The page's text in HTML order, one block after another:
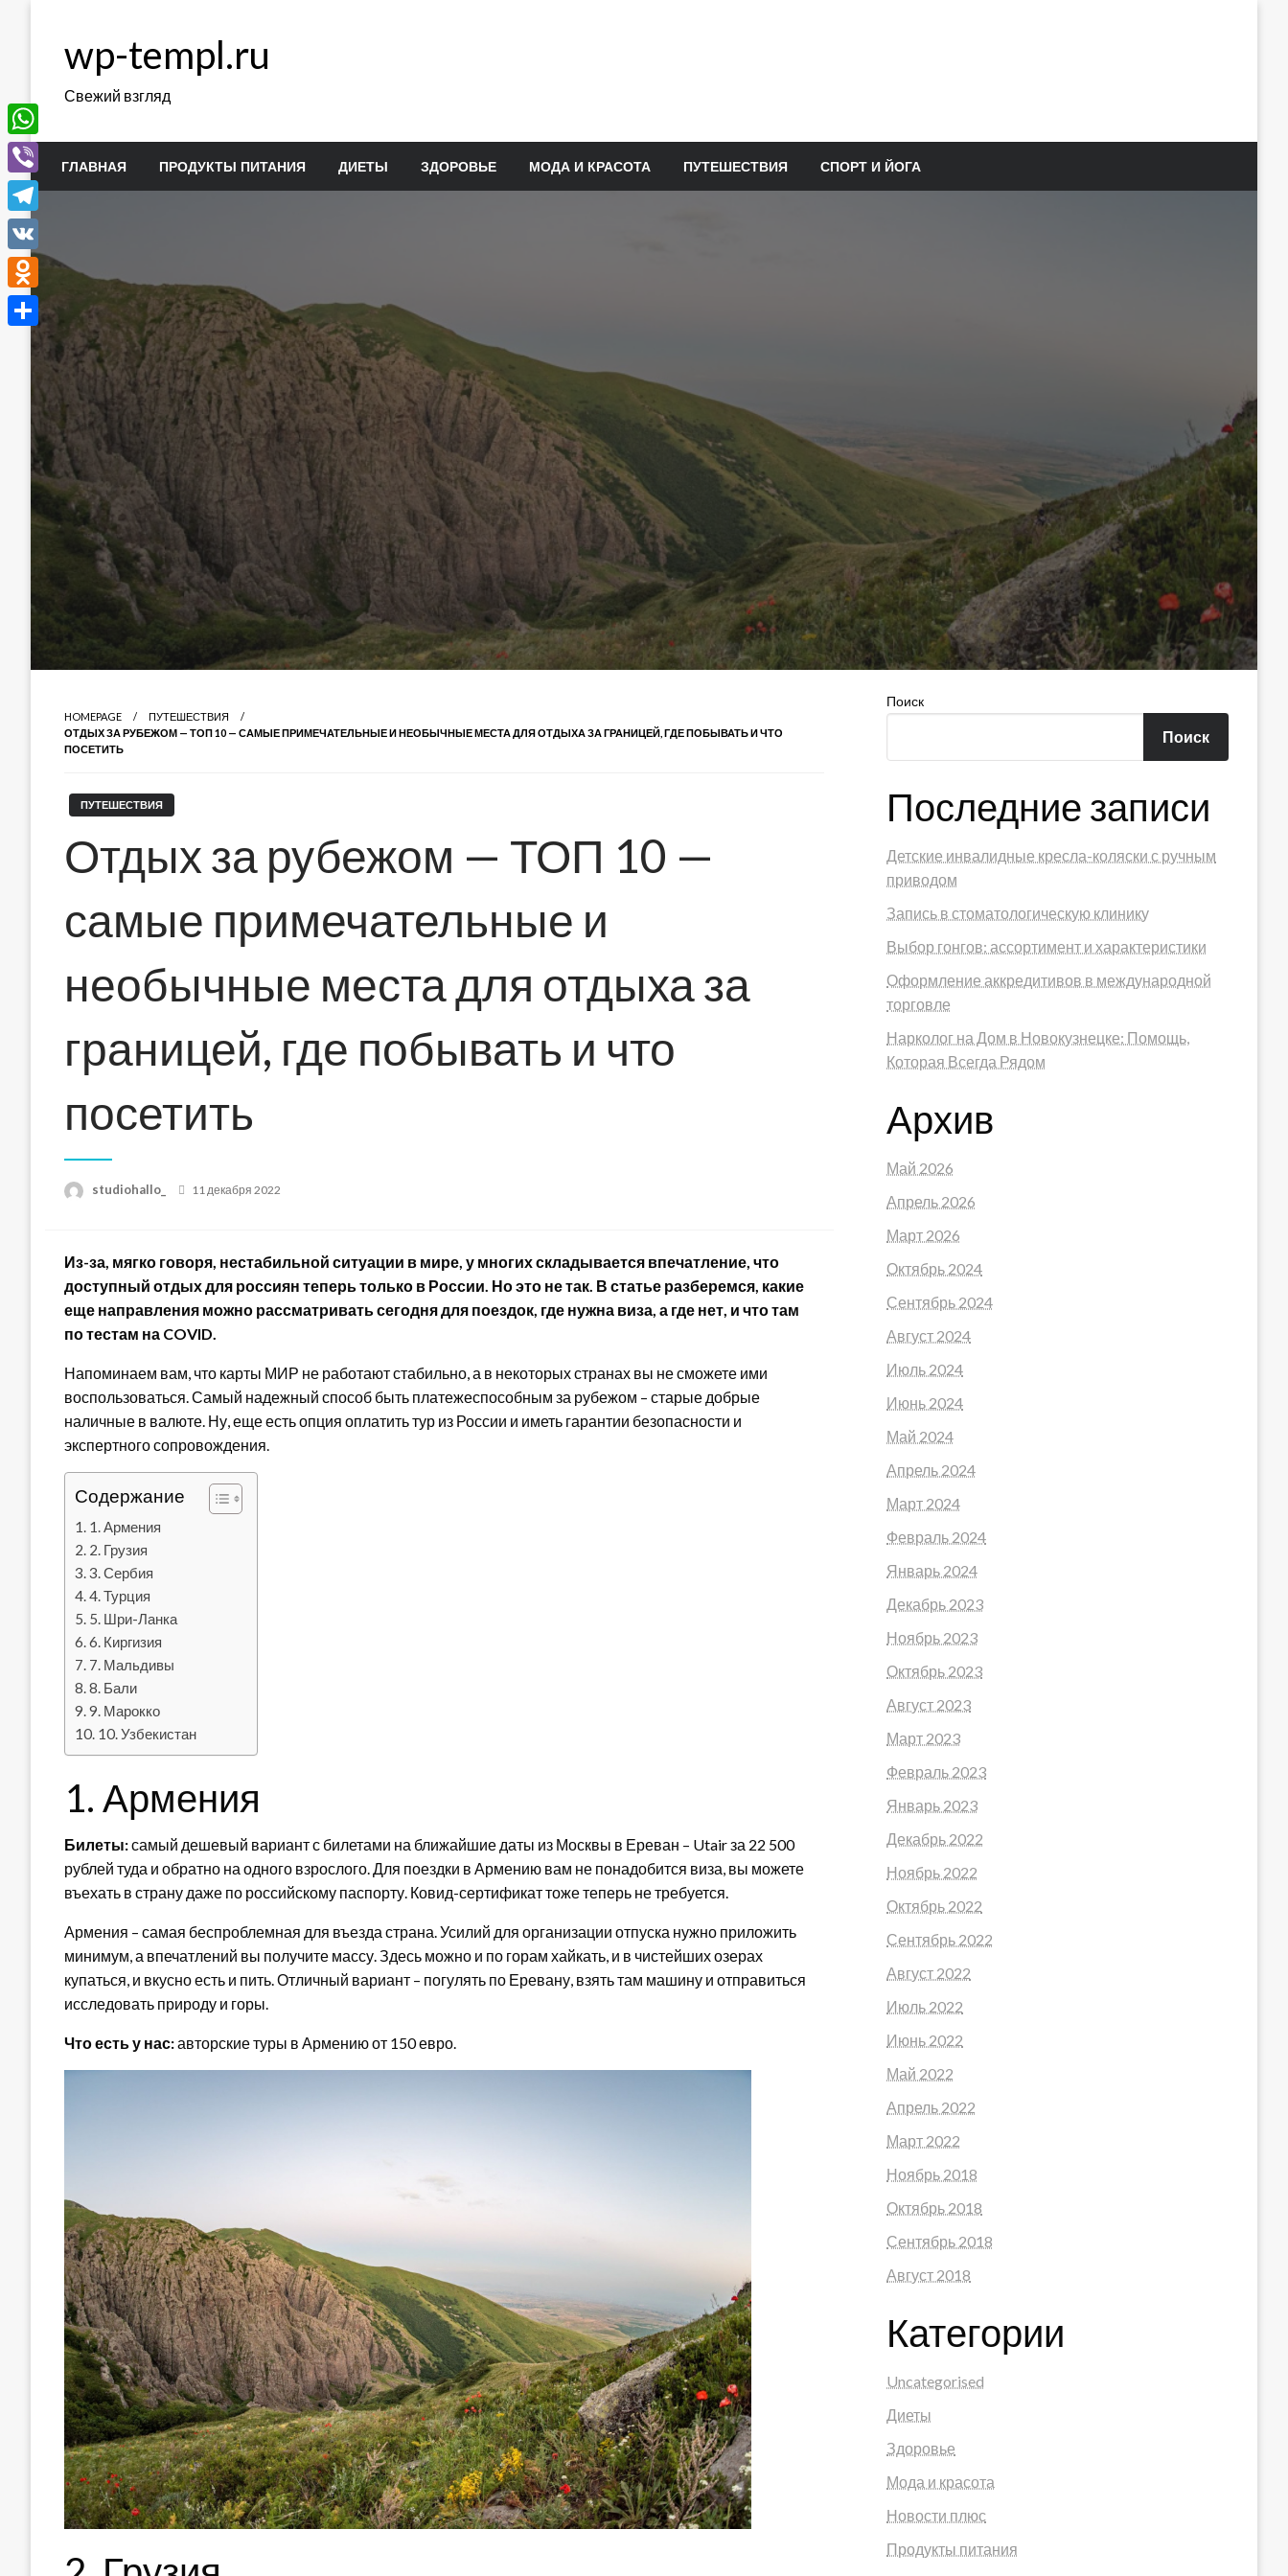
содержимомуwp-templ.ru
Свежий взгляд
ГЛАВНАЯ ПРОДУКТЫ ПИТАНИЯ ДИЕТЫ ЗДОРОВЬЕ МОДА И КРАСОТА ПУТЕШЕСТВИЯ СПОРТ И ЙОГА
HOMEPAGE
ПУТЕШЕСТВИЯ
ОТДЫХ ЗА РУБЕЖОМ — ТОП 10 — САМЫЕ ПРИМЕЧАТЕЛЬНЫЕ И НЕОБЫЧНЫЕ МЕСТА ДЛЯ ОТДЫХА ЗА ГРАНИЦЕЙ, ГДЕ ПОБЫВАТЬ И ЧТО
ПОСЕТИТЬ
ПУТЕШЕСТВИЯ
Отдых за рубежом — ТОП 10 —
самые примечательные и
необычные места для отдыха за
границей, где побывать и что
посетить
studiohallo_
Posted
11 декабря 2022
Из-за, мягко говоря, нестабильной ситуации в мире, у многих складывается впечатление, что
доступный отдых для россиян теперь только в России. Но это не так. В статье разберемся, какие
еще направления можно рассматривать сегодня для поездок, где нужна виза, а где нет, и что там
по тестам на COVID.
Напоминаем вам, что карты МИР не работают стабильно, а в некоторых странах вы не сможете ими
воспользоваться. Самый надежный способ быть платежеспособным за рубежом – старые добрые
наличные в валюте. Ну, еще есть опция оплатить тур из России и иметь гарантии безопасности и
экспертного сопровождения.
Содержание
1. Армения
2. Грузия
3. Сербия
4. Турция
5. Шри-Ланка
6. Киргизия
7. Мальдивы
8. Бали
9. Марокко
10. Узбекистан
1. Армения
Билеты:самый дешевый вариант с билетами на ближайшие даты из Москвы в Ереван – Utair за 22 500
рублей туда и обратно на одного взрослого. Для поездки в Армению вам не понадобится виза, вы можете
въехать в страну даже по российскому паспорту. Ковид-сертификат тоже теперь не требуется.
Армения – самая беспроблемная для въезда страна. Усилий для организации отпуска нужно приложить
минимум, а впечатлений вы получите массу. Здесь можно и по горам хайкать, и в чистейших озерах
купаться, и вкусно есть и пить. Отличный вариант – погулять по Еревану, взять там машину и отправиться
исследовать природу и горы.
Что есть у нас:авторские туры в Армению от 150 евро.
Поиск
Поиск
Последние записи
Детские инвалидные кресла-коляски с ручным
приводом
Запись в стоматологическую клинику
Выбор гонгов: ассортимент и характеристики
Оформление аккредитивов в международной
торговле
Нарколог на Дом в Новокузнецке: Помощь,
Которая Всегда Рядом
Архив
Май 2026
Апрель 2026
Март 2026
Октябрь 2024
Сентябрь 2024
Август 2024
Июль 2024
Июнь 2024
Май 2024
Апрель 2024
Март 2024
Февраль 2024
Январь 2024
Декабрь 2023
Ноябрь 2023
Октябрь 2023
Август 2023
Март 2023
Февраль 2023
Январь 2023
Декабрь 2022
Ноябрь 2022
Октябрь 2022
Сентябрь 2022
Август 2022
Июль 2022
Июнь 2022
Май 2022
Апрель 2022
Март 2022
Ноябрь 2018
Октябрь 2018
Сентябрь 2018
Август 2018
Категории
Uncategorised
Диеты
Здоровье
Мода и красота
Новости плюс
Продукты питания
WhatsApp
Viber
Telegram
VK
Odnoklassniki
Отправить